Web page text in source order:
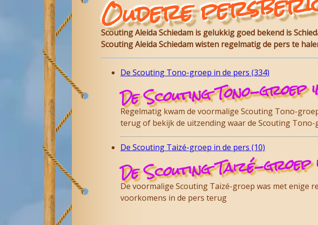
Scouting Aleida Schiedam is gelukkig goed bekend is
Scouting Aleida Schiedam wisten regelmatig de pers te
De Scouting Tono-groep in de pers (334)
De Scouting Tono-groep
Regelmatig kwam de voormalige Scouting Tono-
terug of bekijk de uitzending waar de Scouting
De Scouting Taizé-groep in de pers (10)
De Scouting Taizé-
De voormalige Scouting Taizé-groep was met enige
voorkomens in de pers terug